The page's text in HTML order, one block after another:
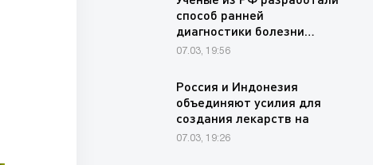
способ ранней
диагностики болезни…
07.03, 19:56
Россия и Индонезия
объединяют усилия для
создания лекарств на
основе редких…
07.03, 19:26